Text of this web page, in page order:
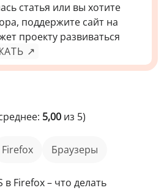
статья или вы хотите
поддержите сайт на
проекту развиваться
↗
5,00 из 5)
Firefox Браузеры
Firefox – что делать